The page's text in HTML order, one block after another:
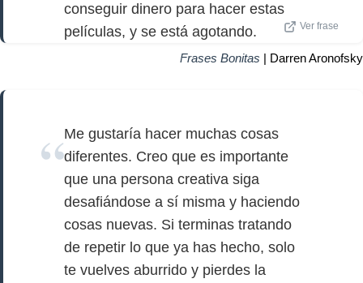
conseguir dinero para hacer estas
películas, y se está agotando.
Ver frase
Frases Bonitas | Darren Aronofsky
Me gustaría hacer muchas cosas
diferentes. Creo que es importante
que una persona creativa siga
desafiándose a sí misma y haciendo
cosas nuevas. Si terminas tratando
de repetir lo que ya has hecho, solo
te vuelves aburrido y pierdes la